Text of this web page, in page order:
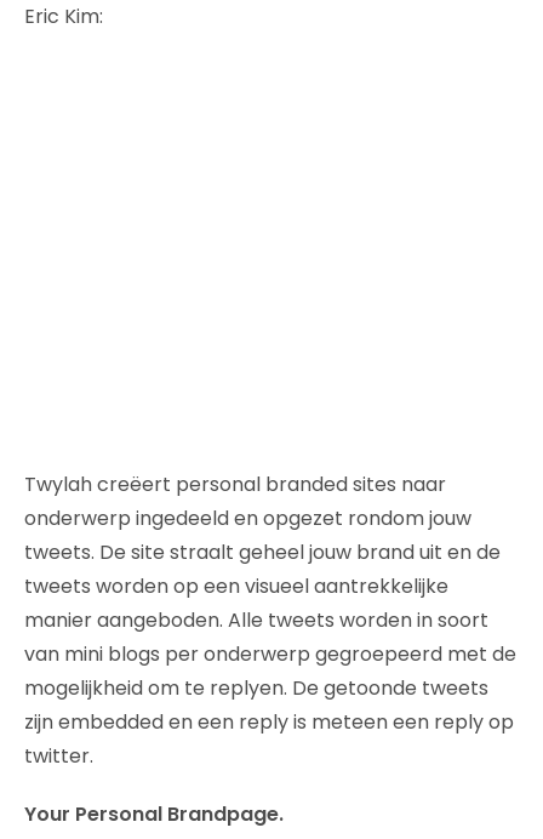
Eric Kim:
Twylah creëert personal branded sites naar
onderwerp ingedeeld en opgezet rondom jouw
tweets. De site straalt geheel jouw brand uit en de
tweets worden op een visueel aantrekkelijke
manier aangeboden. Alle tweets worden in soort
van mini blogs per onderwerp gegroepeerd met de
mogelijkheid om te replyen. De getoonde tweets
zijn embedded en een reply is meteen een reply op
twitter.
Your Personal Brandpage.